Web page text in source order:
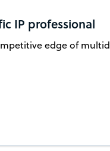
IP professional
edge of